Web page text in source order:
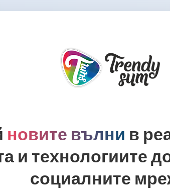
новите вълни в
и технологиите
социалните